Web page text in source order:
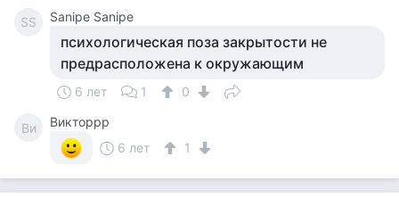
SS Sanipe Sanipe
психологическая поза закрытости не
предрасположена к окружающим
6 лет 1 0
Ви
Викторрр
6 лет
1